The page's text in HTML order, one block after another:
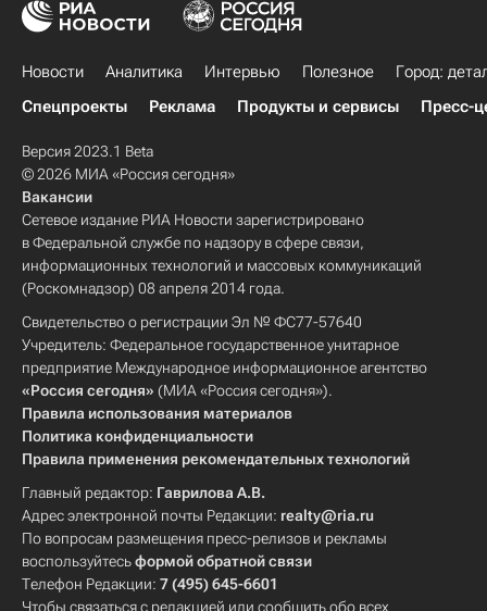
Новости Аналитика Интервью Полезное
Город:
Спецпроекты
Реклама Продукты и сервисы Пресс-
Версия 2023.1 Beta
© 2026 МИА «Россия сегодня»
Вакансии
Сетевое издание РИА Новости зарегистрировано
в Федеральной службе по надзору в сфере связи,
информационных технологий и массовых коммуникаций
(Роскомнадзор) 08 апреля 2014 года.
Свидетельство о регистрации Эл № ФС77-57640
Учредитель: Федеральное государственное унитарное
предприятие Международное информационное агентство
«Россия сегодня» (МИА «Россия сегодня»).
Правила использования материалов
Политика конфиденциальности
Правила применения рекомендательных технологий
Главный редактор: Гаврилова А.В.
Адрес электронной почты Редакции: realty@ria.ru
По вопросам размещения пресс-релизов и рекламы
воспользуйтесьформой обратной связи
Телефон Редакции: 7 (495) 645-6601
Чтобы связаться с редакцией или сообщить обо всех